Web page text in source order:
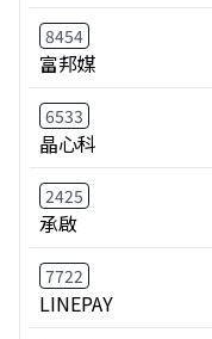
8454
富邦媒
6533
晶心科
2425
承啟
7722
LINEPAY